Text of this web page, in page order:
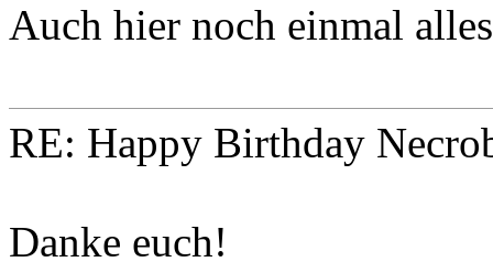
Auch hier noch einmal
RE: Happy Birthday
Danke euch!